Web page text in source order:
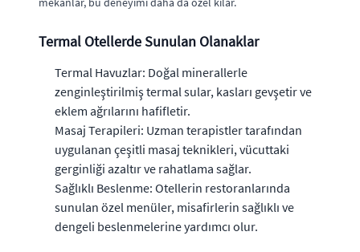
Termal Otellerde Sunulan Olanaklar
Termal Havuzlar: Doğal minerallerle
zenginleştirilmiş termal sular, kasları gevşetir ve
eklem ağrılarını hafifletir.
Masaj Terapileri: Uzman terapistler tarafından
uygulanan çeşitli masaj teknikleri, vücuttaki
gerginliği azaltır ve rahatlama sağlar.
Sağlıklı Beslenme: Otellerin restoranlarında
sunulan özel menüler, misafirlerin sağlıklı ve
dengeli beslenmelerine yardımcı olur.